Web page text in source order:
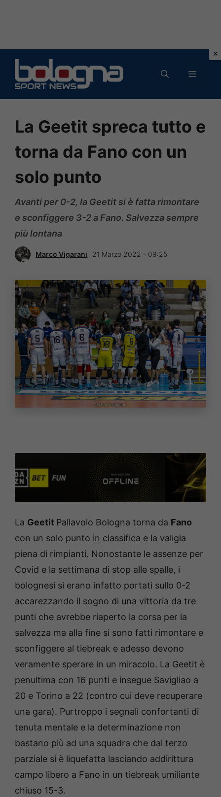
contenuto
MENU
La Geetit spreca tutto e
torna da Fano con un
solo punto
Avanti per 0-2, la Geetit si è fatta rimontare
e sconfiggere 3-2 a Fano. Salvezza sempre
più lontana
Marco Vigarani 21 Marzo 2022 - 09:25
La Geetit Pallavolo Bologna torna da Fano
con un solo punto in classifica e la valigia
piena di rimpianti. Nonostante le assenze per
Covid e la settimana di stop alle spalle, i
bolognesi si erano infatto portati sullo 0-2
accarezzando il sogno di una vittoria da tre
punti che avrebbe riaperto la corsa per la
salvezza ma alla fine si sono fatti rimontare e
sconfiggere al tiebreak e adesso devono
veramente sperare in un miracolo. La Geetit è
penultima con 16 punti e insegue Savigliao a
20 e Torino a 22 (contro cui deve recuperare
una gara). Purtroppo i segnali confortanti di
tenuta mentale e la determinazione non
bastano più ad una squadra che dal terzo
parziale si è liquefatta lasciando addirittura
campo libero a Fano in un tiebreak umiliante
chiuso 15-3.